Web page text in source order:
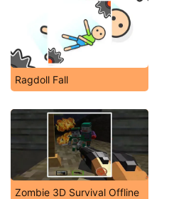
Ragdoll Fall
Zombie 3D Survival Offline